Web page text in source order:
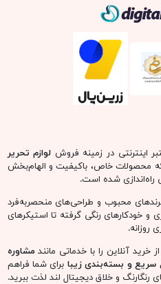
اینترنتی در زمینه فروش لوازم تحریر
محصولات خاص، باکیفیت و الهام‌بخش
راه‌اندازی شده است.
محبوب و طراحی‌های منحصربه‌فرد
خودکارهای رنگی گرفته تا استیکرهای
روزانه.
آنلاین را با خدماتی مانندمشاوره
سریع و بسته‌بندی زیبا برای شما فراهم
رنگارنگ و خلاق دیجیتال لند لذت ببرید.